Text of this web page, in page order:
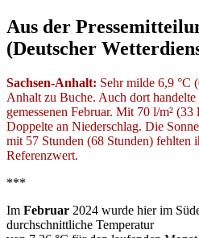
Aus der
(Deutscher
Sachsen-Anhalt: Sehr milde 6,9 °C
Anhalt zu Buche. Auch dort handelte
gemessenen Februar. Mit 70 l/m²
Doppelte an Niederschlag. Die
mit 57 Stunden (68 Stunden) fehlten
Referenzwert.
***
Im Februar 2024 wurde hier im
durchschnittliche Temperatur